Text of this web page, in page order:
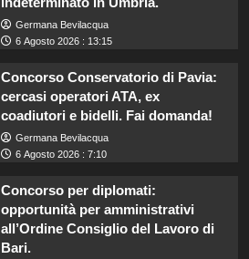
Germana Bevilacqua
6 Agosto 2026 : 13:15
Concorso Conservatorio di Pavia:
cercasi operatori ATA, ex
coadiutori e bidelli. Fai domanda!
Germana Bevilacqua
6 Agosto 2026 : 7:10
Concorso per diplomati:
opportunità per amministrativi
all’Ordine Consiglio del Lavoro di
Bari.